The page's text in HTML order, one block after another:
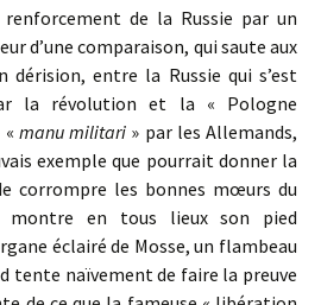
de la Russie par un
d’une comparaison, qui saute aux
dérision, entre la Russie qui s’est
la révolution et la « Pologne
manu militari » par les Allemands,
exemple que pourrait donner la
corrompre les bonnes mœurs du
montre en tous lieux son pied
éclairé de Mosse, un flambeau
tente naïvement de faire la preuve